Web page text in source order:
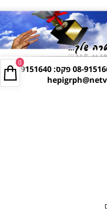
08-
פקס: 08-9151640
0